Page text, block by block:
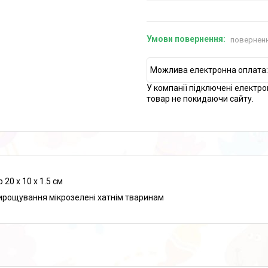
У компанії підключені
товар не покидаючи сайту.
20 х 10 х 1.5 см
мікрозелені хатнім тваринам